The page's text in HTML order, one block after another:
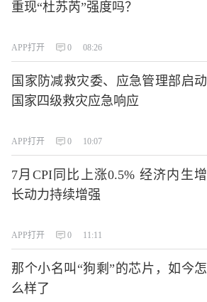
重现“杜苏芮”强度吗？
APP打开 0 08:26
国家防减救灾委、应急管理部启动
国家四级救灾应急响应
APP打开 0 10:07
7月CPI同比上涨0.5% 经济内生增
长动力持续增强
APP打开 0 11:11
那个小名叫“狗剩”的芯片，如今怎
么样了